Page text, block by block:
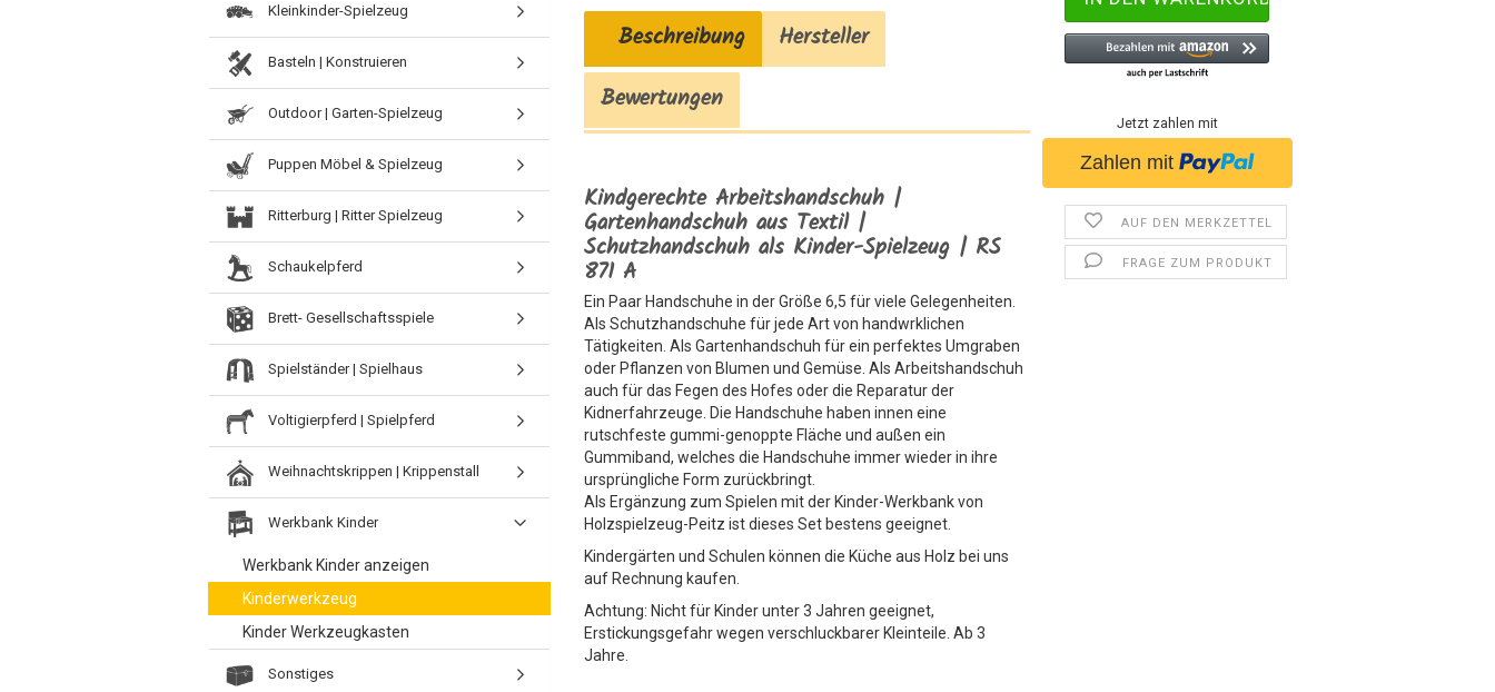
Jetzt zahlen mit
AUF DEN MERKZETTEL
FRAGE ZUM PRODUKT
Beschreibung
Hersteller
Bewertungen
Kindgerechte Arbeitshandschuh |
Gartenhandschuh aus Textil |
Schutzhandschuh als Kinder-Spielzeug | RS
871 A
Ein Paar Handschuhe in der Größe 6,5 für viele Gelegenheiten.
Als Schutzhandschuhe für jede Art von handwrklichen
Tätigkeiten. Als Gartenhandschuh für ein perfektes Umgraben
oder Pflanzen von Blumen und Gemüse. Als Arbeitshandschuh
auch für das Fegen des Hofes oder die Reparatur der
Kidnerfahrzeuge. Die Handschuhe haben innen eine
rutschfeste gummi-genoppte Fläche und außen ein
Gummiband, welches die Handschuhe immer wieder in ihre
ursprüngliche Form zurückbringt.
Als Ergänzung zum Spielen mit der Kinder-Werkbank von
Holzspielzeug-Peitz ist dieses Set bestens geeignet.
Kindergärten und Schulen können die Küche aus Holz bei uns
auf Rechnung kaufen.
Achtung: Nicht für Kinder unter 3 Jahren geeignet,
Erstickungsgefahr wegen verschluckbarer Kleinteile. Ab 3
Jahre.
Kleinkinder-Spielzeug
Basteln | Konstruieren
Outdoor | Garten-Spielzeug
Puppen Möbel & Spielzeug
Ritterburg | Ritter Spielzeug
Schaukelpferd
Brett- Gesellschaftsspiele
Spielständer | Spielhaus
Voltigierpferd | Spielpferd
Weihnachtskrippen | Krippenstall
Werkbank Kinder
Werkbank Kinder anzeigen
Kinderwerkzeug
Kinder Werkzeugkasten
Sonstiges